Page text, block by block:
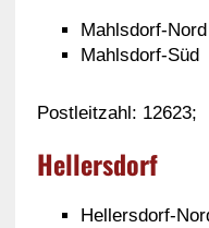
Mahlsdorf-Nord
Mahlsdorf-Süd
Postleitzahl: 12623;
Hellersdorf
Hellersdorf-